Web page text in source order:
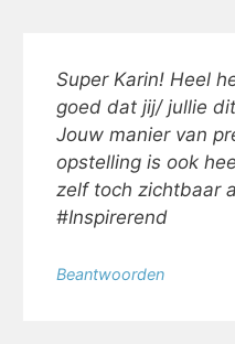
Super Karin! Heel
goed dat jij/ jullie
Jouw manier van
opstelling is ook
zelf toch zichtbaar
#Inspirerend
Beantwoorden